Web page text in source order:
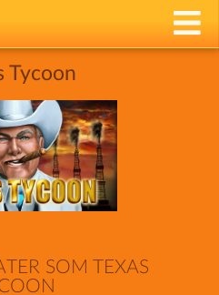
Tycoon
SOM TEXAS